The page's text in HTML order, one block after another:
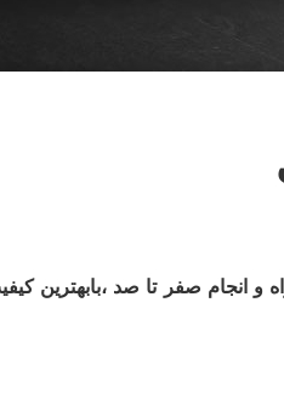
و انجام صفر تا صد ،بابهترین